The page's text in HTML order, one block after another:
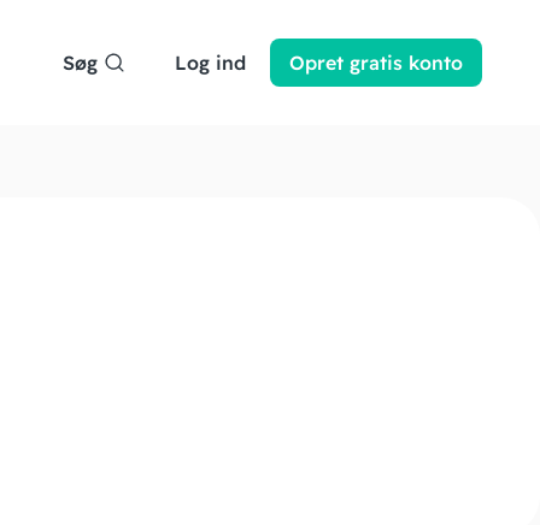
Søg Log ind Opret gratis konto